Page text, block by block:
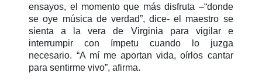
ensayos, el momento que más disfruta –“donde
se oye música de verdad”, dice- el maestro se
sienta a la vera de Virginia para vigilar e
interrumpir con ímpetu cuando lo juzga
necesario. “A mí me aportan vida, oírlos cantar
para sentirme vivo”, afirma.